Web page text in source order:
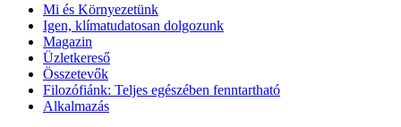
Mi és Környezetünk
Igen, klímatudatosan dolgozunk
Magazin
Üzletkereső
Összetevők
Filozófiánk: Teljes egészében fenntartható
Alkalmazás